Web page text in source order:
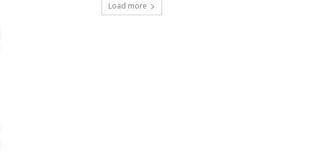
Load more